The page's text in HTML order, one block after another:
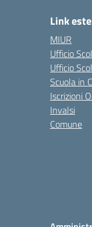
Link
MIUR
Ufficio
Ufficio
Scuola in
Iscrizioni
Invalsi
Comune